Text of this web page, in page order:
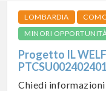
LOMBARDIA
MINORI
Progetto IL
Chiedi informazioni